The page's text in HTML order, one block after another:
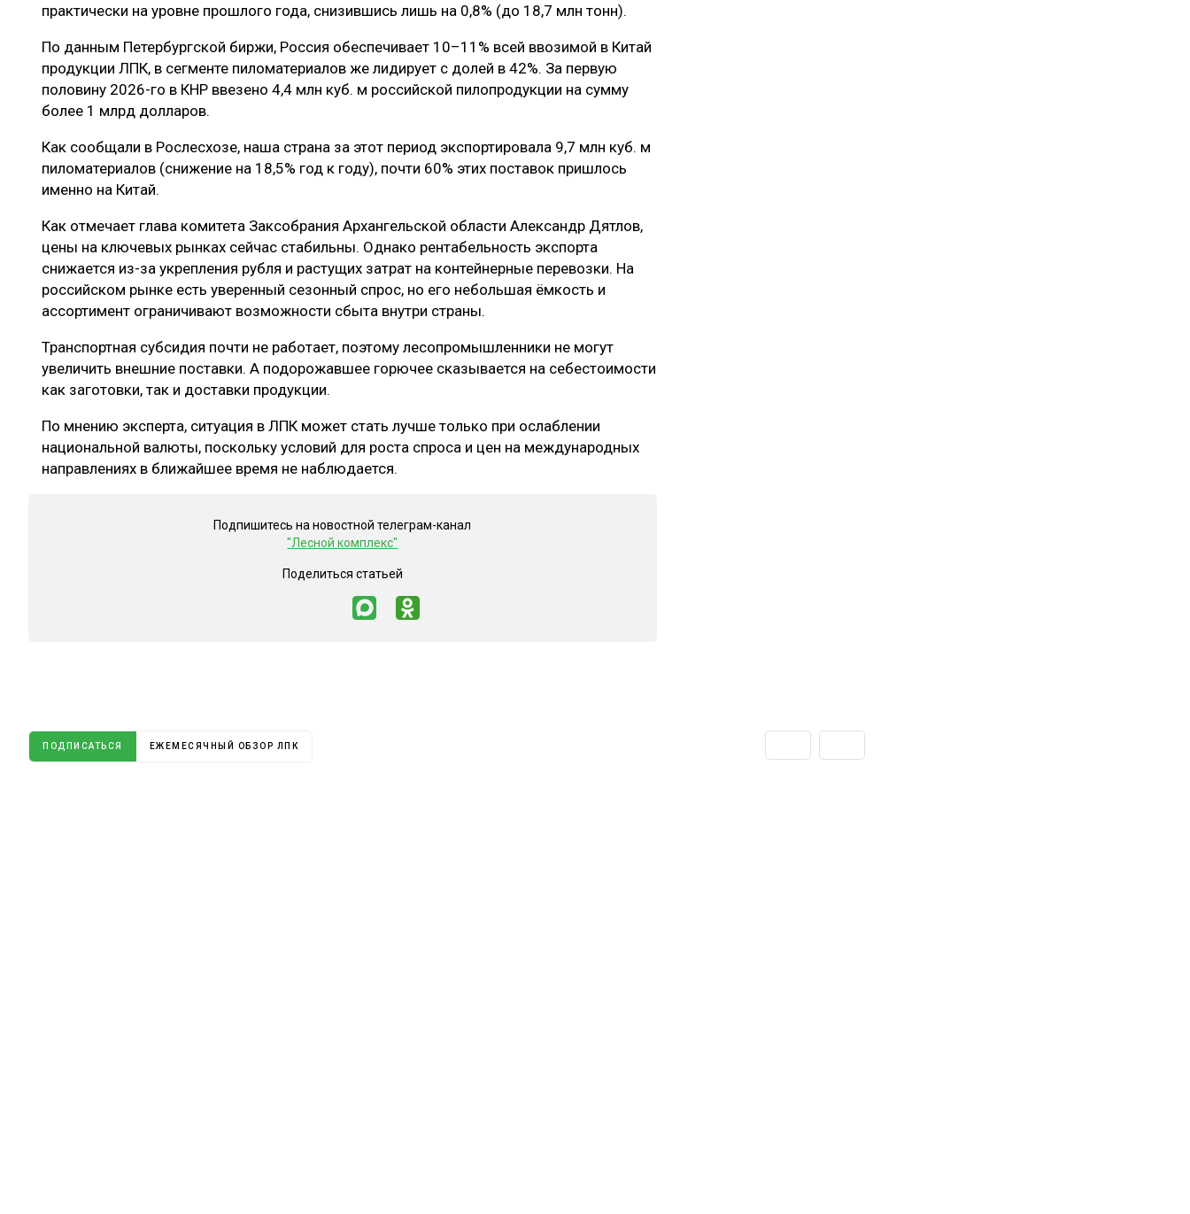
практически на уровне прошлого года, снизившись лишь на 0,8% (до 18,7 млн тонн).
По данным Петербургской биржи, Россия обеспечивает 10–11% всей ввозимой в Китай
продукции ЛПК, в сегменте пиломатериалов же лидирует с долей в 42%. За первую
половину 2026-го в КНР ввезено 4,4 млн куб. м российской пилопродукции на сумму
более 1 млрд долларов.
Как сообщали в Рослесхозе, наша страна за этот период экспортировала 9,7 млн куб. м
пиломатериалов (снижение на 18,5% год к году), почти 60% этих поставок пришлось
именно на Китай.
Как отмечает глава комитета Заксобрания Архангельской области Александр Дятлов,
цены на ключевых рынках сейчас стабильны. Однако рентабельность экспорта
снижается из-за укрепления рубля и растущих затрат на контейнерные перевозки. На
российском рынке есть уверенный сезонный спрос, но его небольшая ёмкость и
ассортимент ограничивают возможности сбыта внутри страны.
Транспортная субсидия почти не работает, поэтому лесопромышленники не могут
увеличить внешние поставки. А подорожавшее горючее сказывается на себестоимости
как заготовки, так и доставки продукции.
По мнению эксперта, ситуация в ЛПК может стать лучше только при ослаблении
национальной валюты, поскольку условий для роста спроса и цен на международных
направлениях в ближайшее время не наблюдается.
Подпишитесь на новостной телеграм-канал
"Лесной комплекс"
Поделиться статьей
ПОДПИСАТЬСЯ ЕЖЕМЕСЯЧНЫЙ ОБЗОР ЛПК